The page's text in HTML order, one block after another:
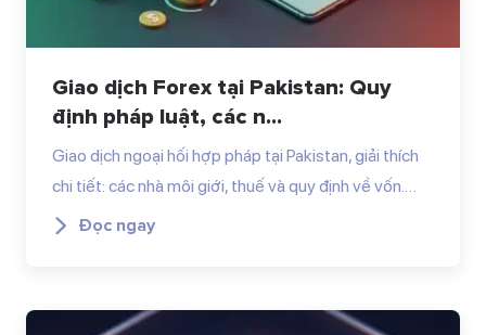
Giao dịch Forex tại Pakistan: Quy
định pháp luật, các n...
Giao dịch ngoại hối hợp pháp tại Pakistan, giải thích
chi tiết: các nhà môi giới, thuế và quy định về vốn.…
Đọc ngay